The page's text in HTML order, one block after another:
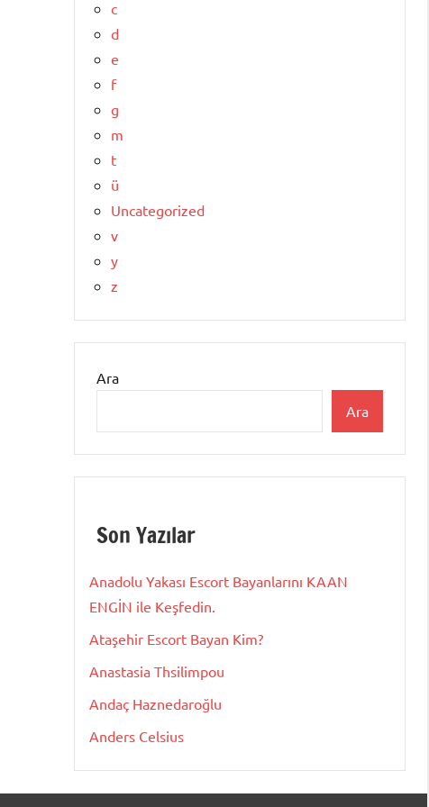
c
d
e
f
g
m
t
ü
Uncategorized
v
y
z
Ara
Ara
Son Yazılar
Anadolu Yakası Escort Bayanlarını KAAN
ENGİN ile Keşfedin.
Ataşehir Escort Bayan Kim?
Anastasia Thsilimpou
Andaç Haznedaroğlu
Anders Celsius